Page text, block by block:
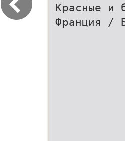
Красные и
Франция /